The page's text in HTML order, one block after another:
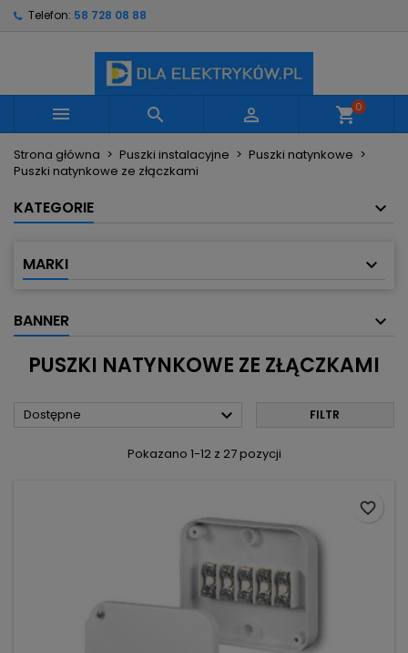
Telefon: 58 728 08 88
   shopping_cart0
Strona główna Puszki instalacyjne
Puszki natynkowe
Puszki natynkowe ze złączkami
KATEGORIE
MARKI
BANNER
PUSZKI NATYNKOWE ZE ZŁĄCZKAMI
Dostępne  FILTR
Pokazano 1-12 z 27 pozycji
favorite_border
Utwórz nową listę
((confirmMessage))
Nazwa listy życzeń
Anuluj
Musisz być zalogowany by zapisać produkty na
swojej liście życzeń.
Anuluj Zaloguj się